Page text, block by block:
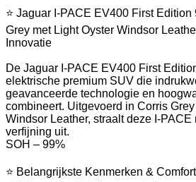
⭐ Jaguar I-PACE EV400 First
Grey met Light Oyster Windsor
Innovatie
De Jaguar I-PACE EV400 First
elektrische premium SUV die
geavanceerde technologie en
combineert. Uitgevoerd in Corris
Windsor Leather, straalt deze I-PACE
verfijning uit.
SOH – 99%
⭐ Belangrijkste Kenmerken & Comfort